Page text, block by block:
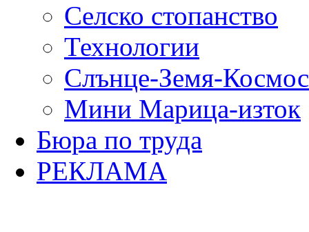
Селско стопанство
Технологии
Слънце-Земя-Космос
Мини Марица-изток
Бюра по труда
РЕКЛАМА